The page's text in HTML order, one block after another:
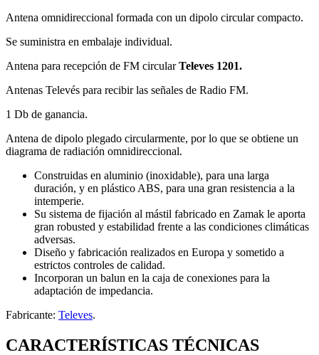
Antena omnidireccional formada con un dipolo circular compacto.
Se suministra en embalaje individual.
Antena para recepción de FM circularTeleves 1201.
Antenas Televés para recibir las señales de Radio FM.
1 Db de ganancia.
Antena de dipolo plegado circularmente, por lo que se obtiene un
diagrama de radiación omnidireccional.
Construidas en aluminio (inoxidable), para una larga
duración, y en plástico ABS, para una gran resistencia a la
intemperie.
Su sistema de fijación al mástil fabricado en Zamak le aporta
gran robusted y estabilidad frente a las condiciones climáticas
adversas.
Diseño y fabricación realizados en Europa y sometido a
estrictos controles de calidad.
Incorporan un balun en la caja de conexiones para la
adaptación de impedancia.
Fabricante: Televes.
CARACTERÍSTICAS TÉCNICAS